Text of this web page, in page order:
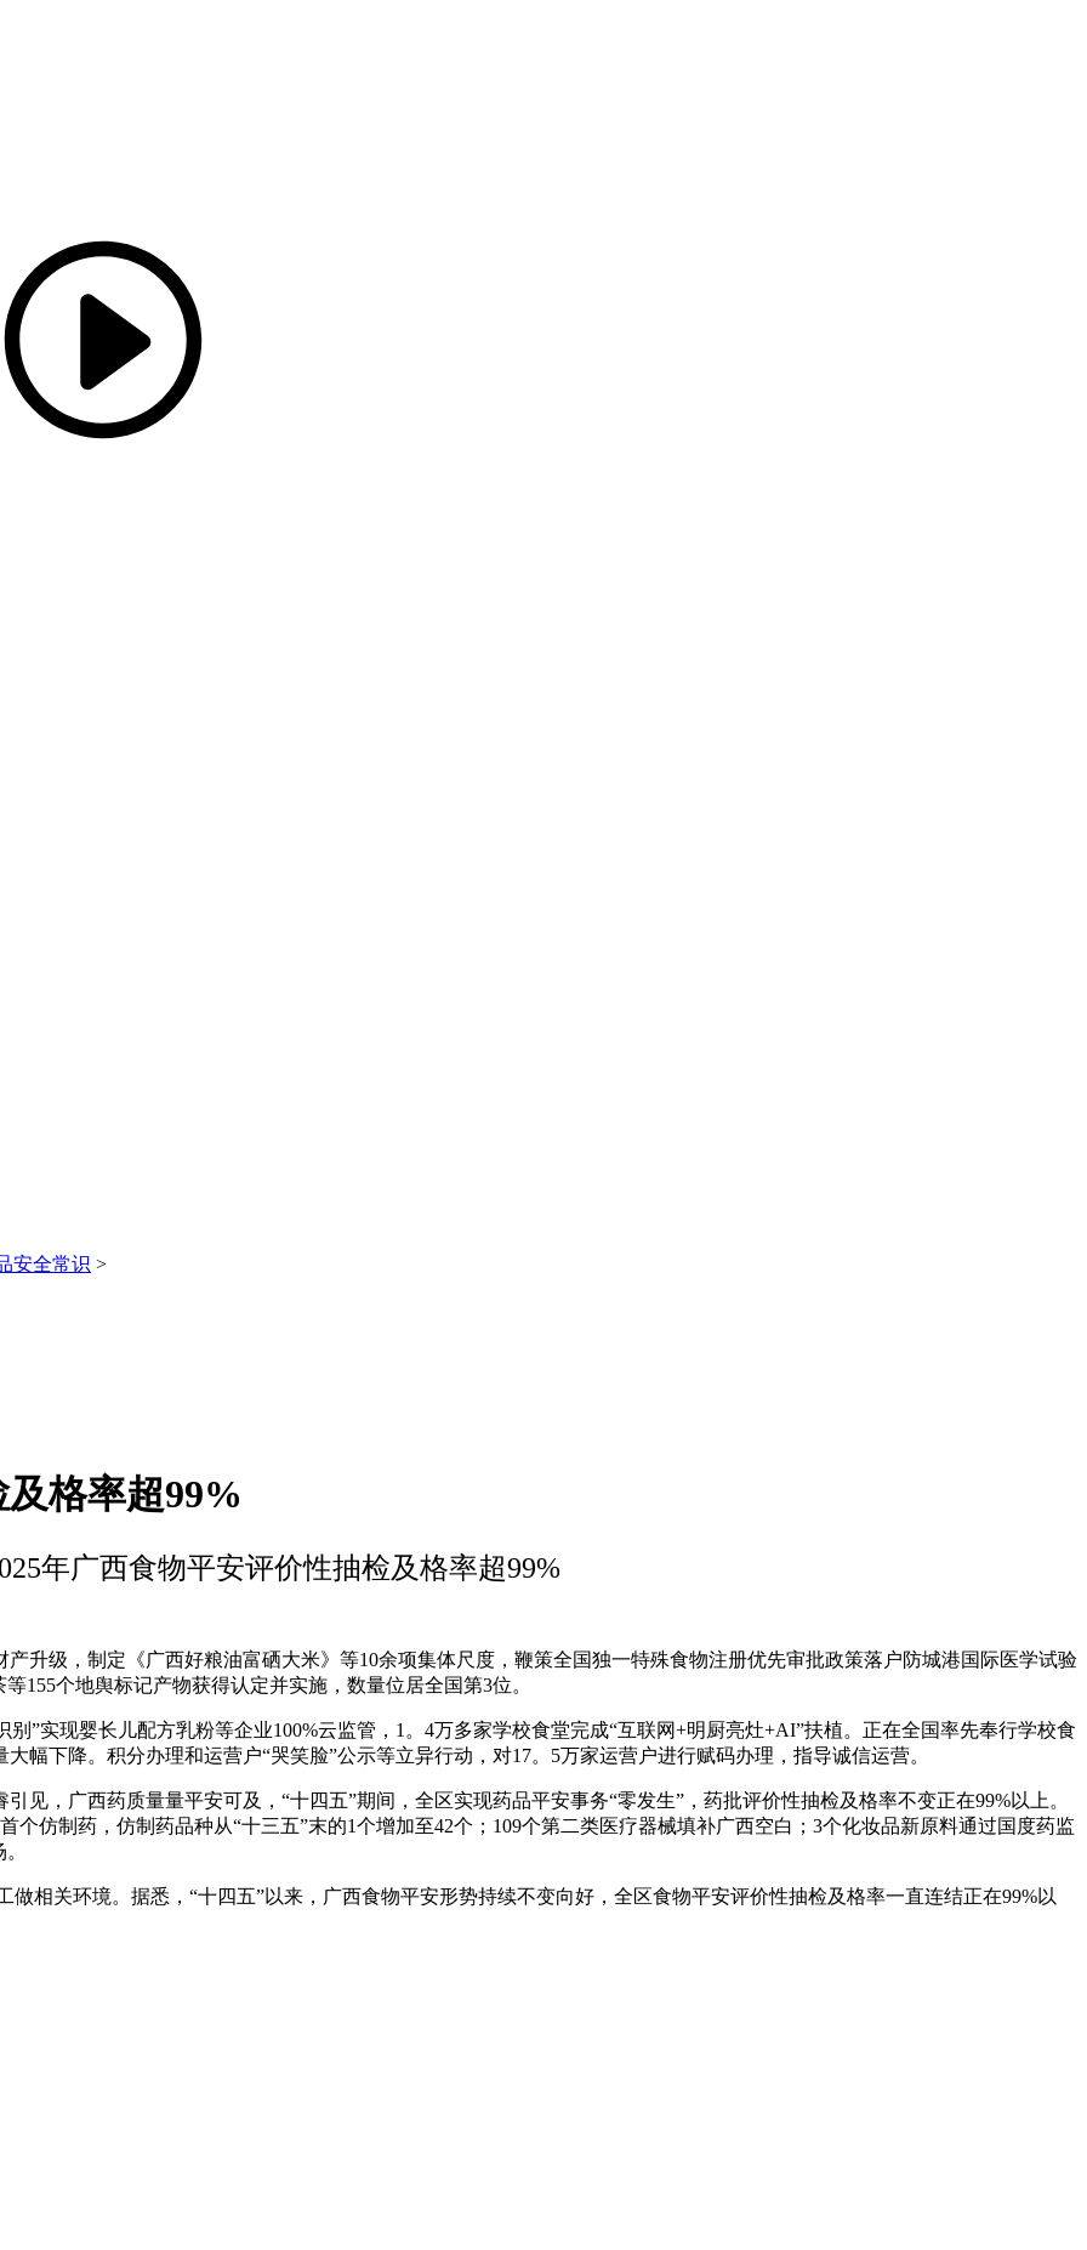
安全常识 >
格率超99%
年广西食物平安评价性抽检及格率超99%
级，制定《广西好粮油富硒大米》等10余项集体尺度，鞭策全国独一特殊食物注册优先审批政策落户防城港国际医学试验
155个地舆标记产物获得认定并实施，数量位居全国第3位。
现婴长儿配方乳粉等企业100%云监管，1。4万多家学校食堂完成“互联网+明厨亮灶+AI”扶植。正在全国率先奉行学校食
幅下降。积分办理和运营户“哭笑脸”公示等立异行动，对17。5万家运营户进行赋码办理，指导诚信运营。
广西药质量量平安可及，“十四五”期间，全区实现药品平安事务“零发生”，药批评价性抽检及格率不变正在99%以上。
个仿制药，仿制药品种从“十三五”末的1个增加至42个；109个第二类医疗器械填补广西空白；3个化妆品新原料通过国度药监
关环境。据悉，“十四五”以来，广西食物平安形势持续不变向好，全区食物平安评价性抽检及格率一直连结正在99%以